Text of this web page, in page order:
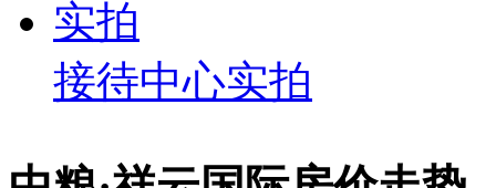
接待中心实拍